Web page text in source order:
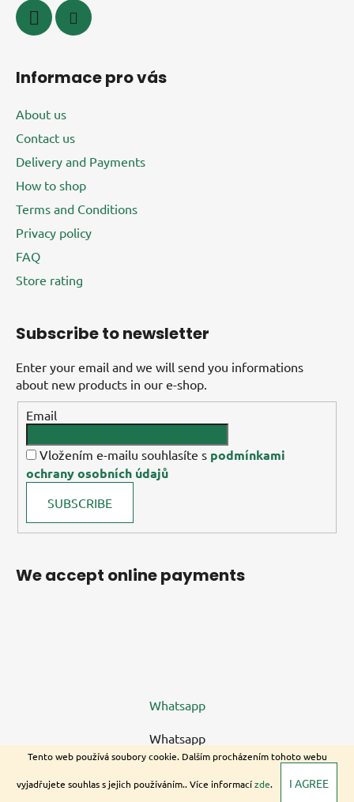
Tento web používá soubory cookie. Dalším procházením tohoto webu
vyjadřujete souhlas s jejich používáním.. Více informacízde. I AGREE
Informace pro vás
About us
Contact us
Delivery and Payments
How to shop
Terms and Conditions
Privacy policy
FAQ
Store rating
Subscribe to newsletter
Enter your email and we will send you informations
about new products in our e-shop.
Email
Vložením e-mailu souhlasíte s podmínkami
ochrany osobních údajů
SUBSCRIBE
We accept online payments
Whatsapp
Whatsapp
Copyright 2026Sabilco s.r.o. All rights reserved.